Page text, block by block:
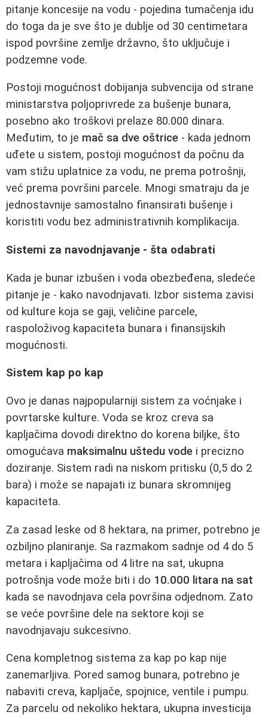
pitanje koncesije na vodu - pojedina tumačenja idu
do toga da je sve što je dublje od 30 centimetara
ispod površine zemlje državno, što uključuje i
podzemne vode.
Postoji mogućnost dobijanja subvencija od strane
ministarstva poljoprivrede za bušenje bunara,
posebno ako troškovi prelaze 80.000 dinara.
Međutim, to je mač sa dve oštrice - kada jednom
uđete u sistem, postoji mogućnost da počnu da
vam stižu uplatnice za vodu, ne prema potrošnji,
već prema površini parcele. Mnogi smatraju da je
jednostavnije samostalno finansirati bušenje i
koristiti vodu bez administrativnih komplikacija.
Sistemi za navodnjavanje - šta odabrati
Kada je bunar izbušen i voda obezbeđena, sledeće
pitanje je - kako navodnjavati. Izbor sistema zavisi
od kulture koja se gaji, veličine parcele,
raspoloživog kapaciteta bunara i finansijskih
mogućnosti.
Sistem kap po kap
Ovo je danas najpopularniji sistem za voćnjake i
povrtarske kulture. Voda se kroz creva sa
kapljačima dovodi direktno do korena biljke, što
omogućava maksimalnu uštedu vode i precizno
doziranje. Sistem radi na niskom pritisku (0,5 do 2
bara) i može se napajati iz bunara skromnijeg
kapaciteta.
Za zasad leske od 8 hektara, na primer, potrebno je
ozbiljno planiranje. Sa razmakom sadnje od 4 do 5
metara i kapljačima od 4 litre na sat, ukupna
potrošnja vode može biti i do 10.000 litara na sat
kada se navodnjava cela površina odjednom. Zato
se veće površine dele na sektore koji se
navodnjavaju sukcesivno.
Cena kompletnog sistema za kap po kap nije
zanemarljiva. Pored samog bunara, potrebno je
nabaviti creva, kapljače, spojnice, ventile i pumpu.
Za parcelu od nekoliko hektara, ukupna investicija